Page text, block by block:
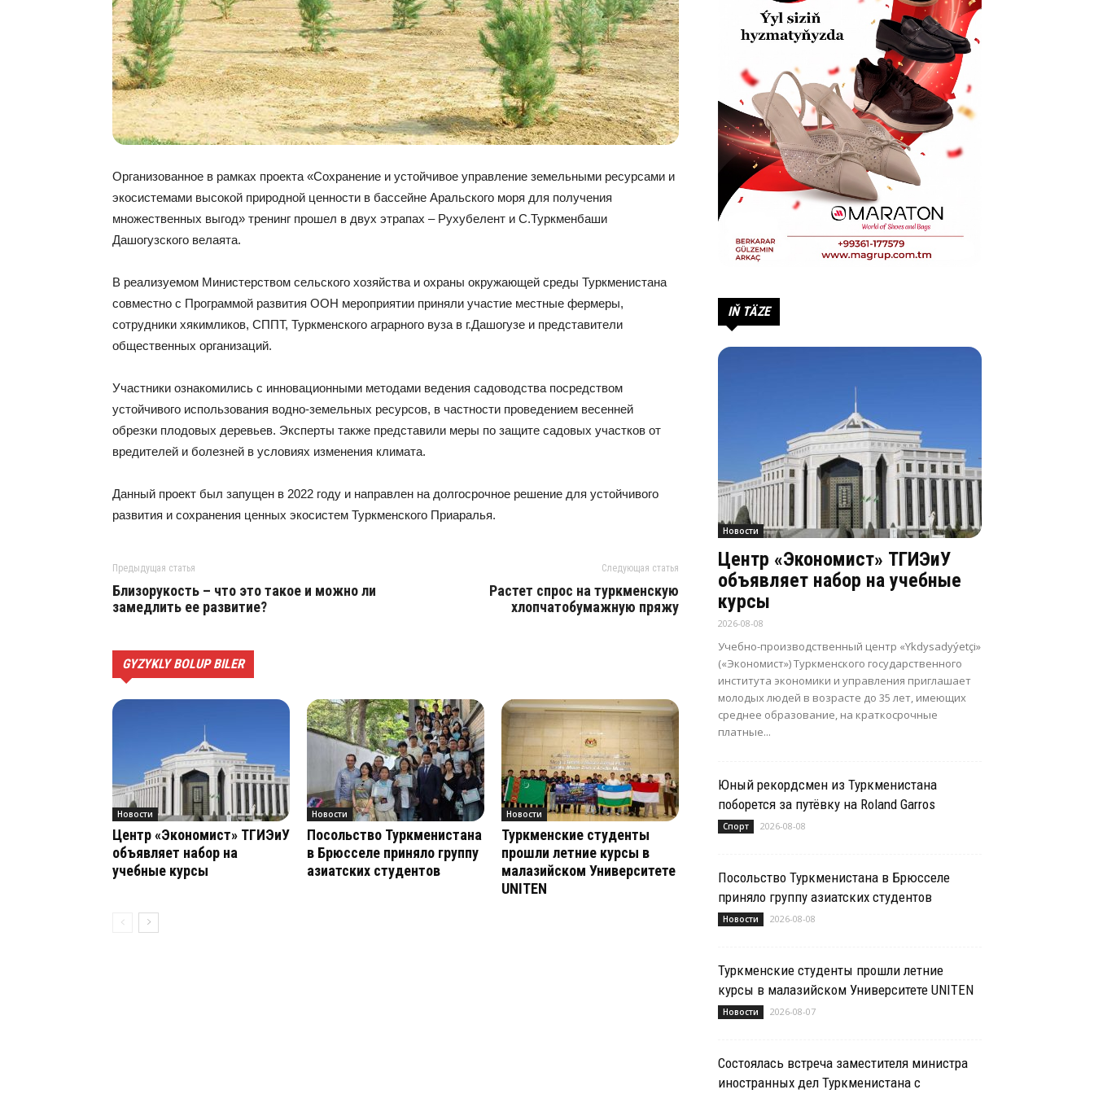
Организованное в рамках проекта «Сохранение и устойчивое управление земельными ресурсами и
экосистемами высокой природной ценности в бассейне Аральского моря для получения
множественных выгод» тренинг прошел в двух этрапах – Рухубелент и С.Туркменбаши
Дашогузского велаята.
В реализуемом Министерством сельского хозяйства и охраны окружающей среды Туркменистана
совместно с Программой развития ООН мероприятии приняли участие местные фермеры,
сотрудники хякимликов, СППТ, Туркменского аграрного вуза в г.Дашогузе и представители
общественных организаций.
Участники ознакомились с инновационными методами ведения садоводства посредством
устойчивого использования водно-земельных ресурсов, в частности проведением весенней
обрезки плодовых деревьев. Эксперты также представили меры по защите садовых участков от
вредителей и болезней в условиях изменения климата.
Данный проект был запущен в 2022 году и направлен на долгосрочное решение для устойчивого
развития и сохранения ценных экосистем Туркменского Приаралья.
Предыдущая статья
Близорукость – что это такое и можно ли
замедлить ее развитие?
Следующая статья
Растет спрос на туркменскую
хлопчатобумажную пряжу
GYZYKLY BOLUP BILER
Новости
Центр «Экономист» ТГИЭиУ
объявляет набор на
учебные курсы
Новости
Посольство Туркменистана
в Брюсселе приняло группу
азиатских студентов
Новости
Туркменские студенты
прошли летние курсы в
малазийском Университете
UNITEN
IŇ TÄZE
Новости
Центр «Экономист» ТГИЭиУ
объявляет набор на учебные
курсы
2026-08-08
Учебно-производственный центр «Ykdysadyýetçi»
(«Экономист») Туркменского государственного
института экономики и управления приглашает
молодых людей в возрасте до 35 лет, имеющих
среднее образование, на краткосрочные
платные...
Юный рекордсмен из Туркменистана
поборется за путёвку на Roland Garros
Спорт 2026-08-08
Посольство Туркменистана в Брюсселе
приняло группу азиатских студентов
Новости 2026-08-08
Туркменские студенты прошли летние
курсы в малазийском Университете UNITEN
Новости 2026-08-07
Состоялась встреча заместителя министра
иностранных дел Туркменистана с